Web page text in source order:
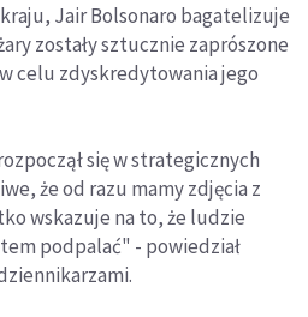
Jair Bolsonaro bagatelizuje
zostały sztucznie zaprószone
celu zdyskredytowania jego
się w strategicznych
że od razu mamy zdjęcia z
wskazuje na to, że ludzie
podpalać" - powiedział